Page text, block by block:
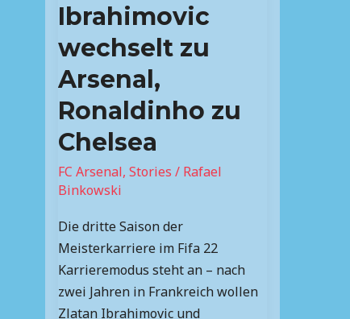
Ibrahimovic
wechselt zu
Arsenal,
Ronaldinho zu
Chelsea
FC Arsenal, Stories / Rafael
Binkowski
Die dritte Saison der
Meisterkarriere im Fifa 22
Karrieremodus steht an – nach
zwei Jahren in Frankreich wollen
Zlatan Ibrahimovic und
zu
Arsenal,
Ronaldinho
zu
Chelsea